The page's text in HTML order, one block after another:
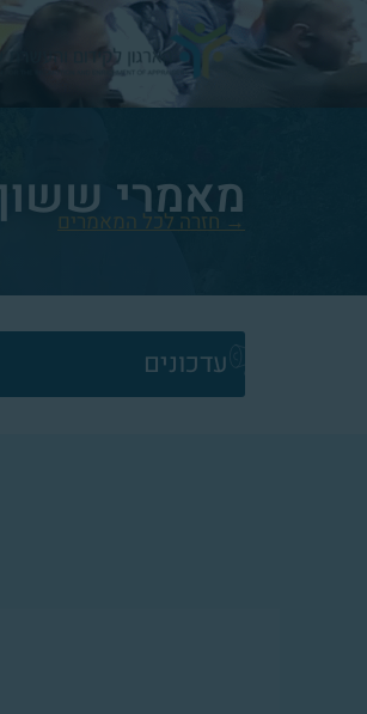
מאמרי
→ חזרה לכל המאמרים
עדכונים